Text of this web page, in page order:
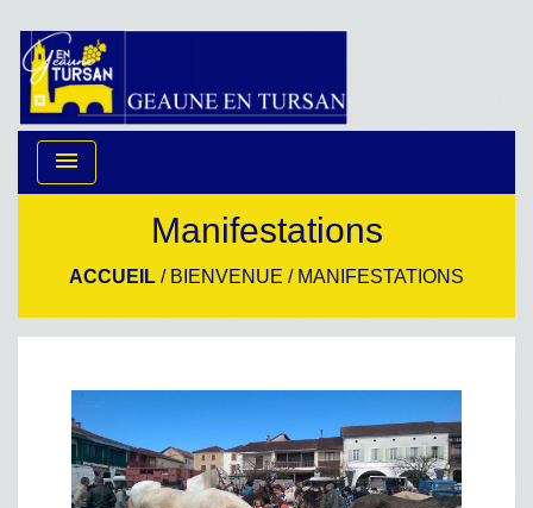
menu
Manifestations
ACCUEIL / BIENVENUE / MANIFESTATIONS